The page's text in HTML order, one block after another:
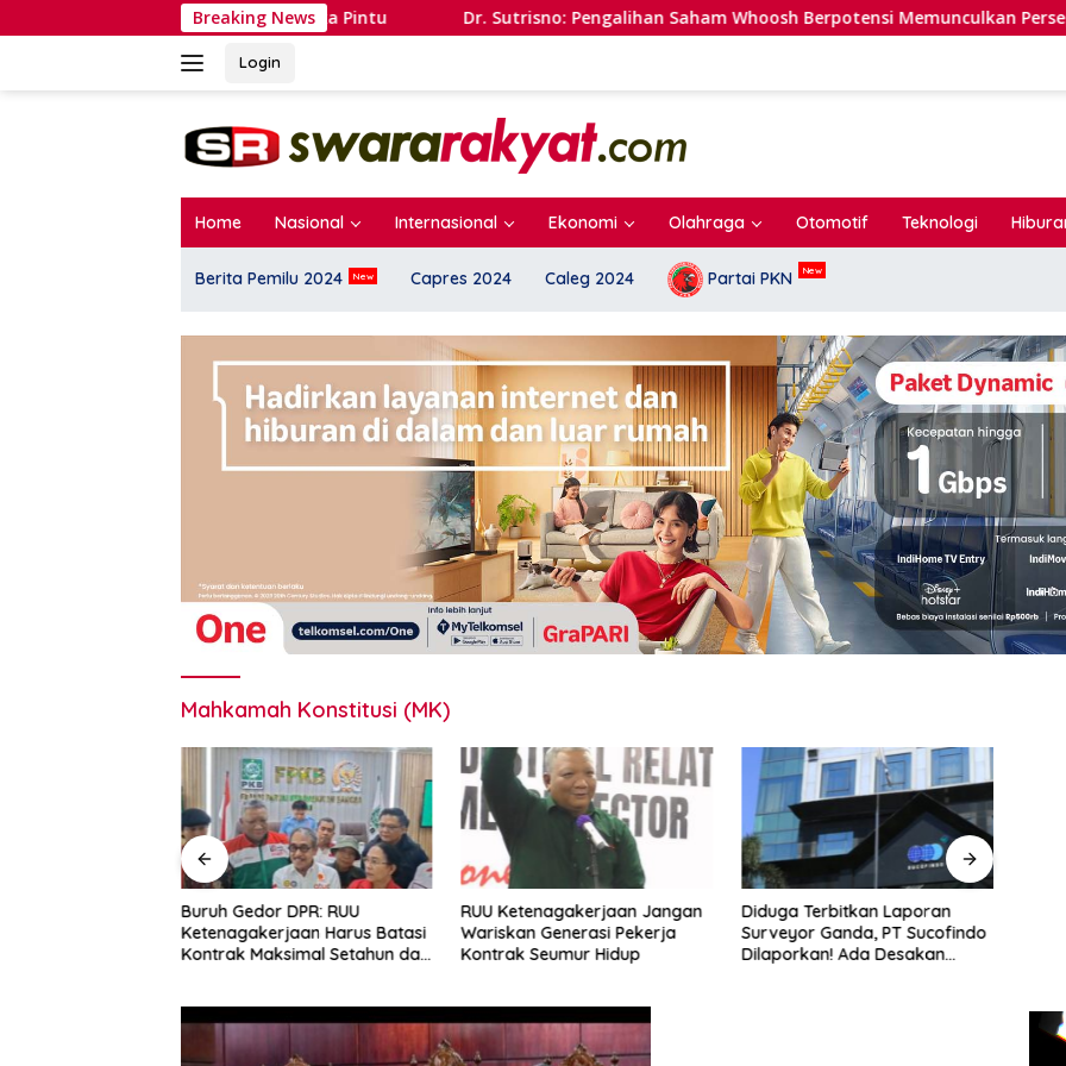
ke
Breaking News
Ireng dan Politik Buka Pintu Dr. Sutrisno: Pengalihan Saham Whoosh Berpotensi Memunculkan Persepsi Special
Login
Home Nasional Internasional Ekonomi Olahraga Otomotif Teknologi
Berita Pemilu 2024 Capres 2024 Caleg 2024 Partai PKN
Mahkamah Konstitusi (MK)
Buruh Gedor DPR: RUU
Ketenagakerjaan Harus Batasi
Kontrak Maksimal Setahun dan
RUU Ketenagakerjaan Jangan
Wariskan Generasi Pekerja
Kontrak Seumur Hidup
Diduga Terbitkan Laporan
Surveyor Ganda, PT Sucofindo
Dilaporkan! Ada Desakan